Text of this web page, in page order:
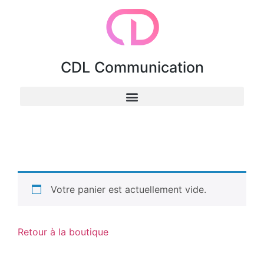
CDL Communication
Votre panier est actuellement vide.
Retour à la boutique